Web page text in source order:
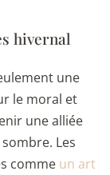
hivernal
une
le moral et
une alliée
Les
comme un art